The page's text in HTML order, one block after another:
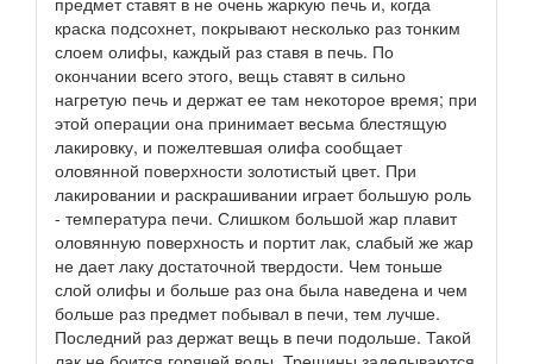
краска подсохнет, покрывают несколько раз тонким
слоем олифы, каждый раз ставя в печь. По
окончании всего этого, вещь ставят в сильно
нагретую печь и держат ее там некоторое время; при
этой операции она принимает весьма блестящую
лакировку, и пожелтевшая олифа сообщает
оловянной поверхности золотистый цвет. При
лакировании и раскрашивании играет большую роль
- температура печи. Слишком большой жар плавит
оловянную поверхность и портит лак, слабый же жар
не дает лаку достаточной твердости. Чем тоньше
слой олифы и больше раз она была наведена и чем
больше раз предмет побывал в печи, тем лучше.
Последний раз держат вещь в печи подольше. Такой